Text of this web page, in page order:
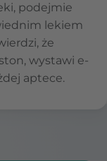
podejmie
lekiem
że
wystawi e-
aptece.